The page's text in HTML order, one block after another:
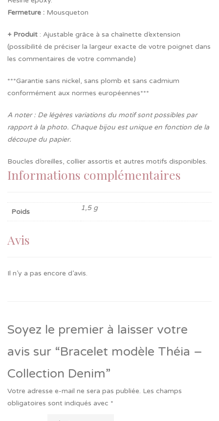
Fermeture : Mousqueton
+ Produit : Ajustable grâce à sa chaînette d’extension
(possibilité de préciser la largeur exacte de votre poignet dans
les commentaires de votre commande)
***Garantie sans nickel, sans plomb et sans cadmium
conformément aux normes européennes***
A noter : De légères variations du motif sont possibles par
rapport à la photo. Chaque bijou est unique en fonction de la
découpe du papier.
Boucles d’oreilles, collier assortis et autres motifs disponibles.
Informations complémentaires
Poids 1,5 g
Avis
Il n’y a pas encore d’avis.
Soyez le premier à laisser votre
avis sur “Bracelet modèle Théia –
Collection Denim”
Votre adresse e-mail ne sera pas publiée. Les champs
obligatoires sont indiqués avec *